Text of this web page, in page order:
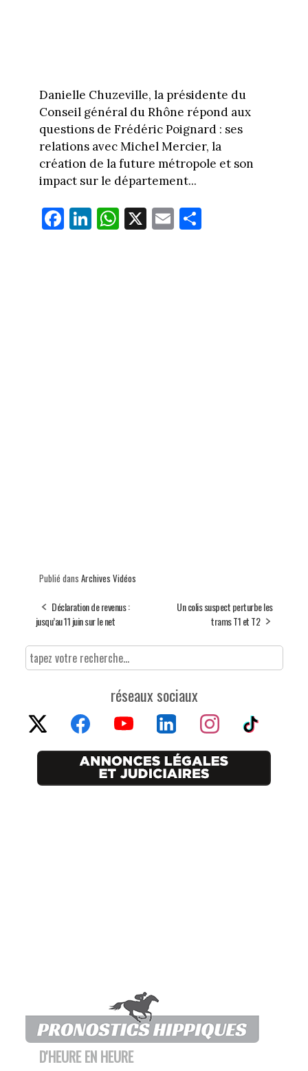
Danielle Chuzeville, la présidente du
Conseil général du Rhône répond aux
questions de Frédéric Poignard : ses
relations avec Michel Mercier, la
création de la future métropole et son
impact sur le département...
Fa
ce
Li
nk
W
ha
X E
m
Pa
Publié dans Archives Vidéos
Déclaration de revenus :
jusqu’au 11 juin sur le net
Un colis suspect perturbe les
trams T1 et T2
réseaux sociaux
D'HEURE EN HEURE